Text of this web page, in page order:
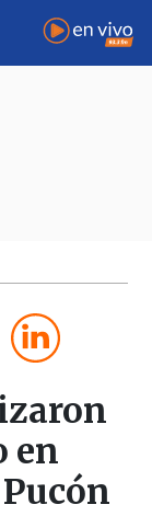
en